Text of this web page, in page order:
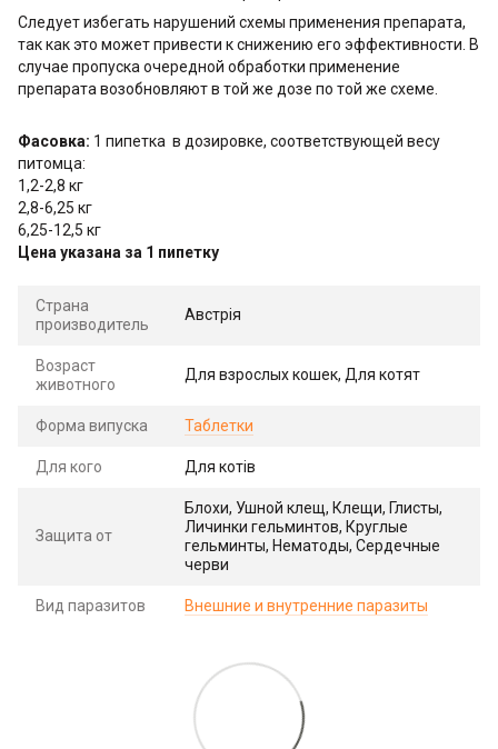
Следует избегать нарушений схемы применения препарата,
так как это может привести к снижению его эффективности. В
случае пропуска очередной обработки применение
препарата возобновляют в той же дозе по той же схеме.
Фасовка: 1 пипетка в дозировке, соответствующей весу
питомца:
1,2-2,8 кг
2,8-6,25 кг
6,25-12,5 кг
Цена указана за 1 пипетку
Страна
производитель
Австрія
Возраст
животного
Для взрослых кошек, Для котят
Форма випуска Таблетки
Для кого Для котів
Защита от
Блохи, Ушной клещ, Клещи, Глисты,
Личинки гельминтов, Круглые
гельминты, Нематоды, Сердечные
черви
Вид паразитов Внешние и внутренние паразиты